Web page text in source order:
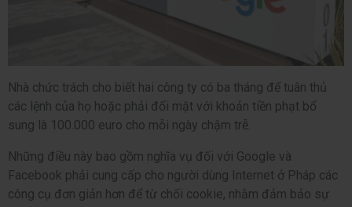
Nhà chức trách cho biết hai công ty có ba tháng để tuân thủ
các lệnh của họ hoặc phải đối mặt với khoản tiền phạt bổ
sung là 100.000 euro cho mỗi ngày chậm trễ.
Những điều này bao gồm nghĩa vụ đối với Google và
Facebook phải cung cấp cho người dùng Internet ở Pháp các
công cụ đơn giản hơn để từ chối cookie, nhằm đảm bảo sự